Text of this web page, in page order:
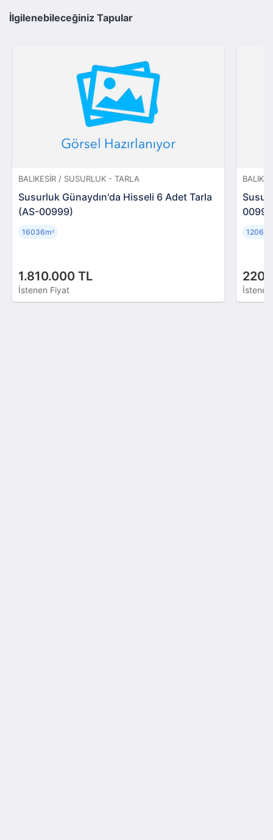
İlgilenebileceğiniz Tapular
BALIKESIR / SUSURLUK - TARLA
Susurluk Günaydın'da Hisseli 6 Adet Tarla
(AS-00999)
1.810.000 TL
İstenen Fiyat
16036m² 1206m